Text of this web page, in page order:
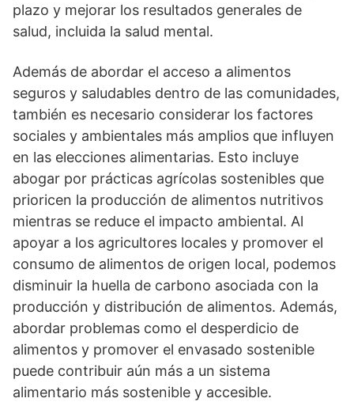
plazo y mejorar los resultados generales de
salud, incluida la salud mental.
Además de abordar el acceso a alimentos
seguros y saludables dentro de las comunidades,
también es necesario considerar los factores
sociales y ambientales más amplios que influyen
en las elecciones alimentarias. Esto incluye
abogar por prácticas agrícolas sostenibles que
prioricen la producción de alimentos nutritivos
mientras se reduce el impacto ambiental. Al
apoyar a los agricultores locales y promover el
consumo de alimentos de origen local, podemos
disminuir la huella de carbono asociada con la
producción y distribución de alimentos. Además,
abordar problemas como el desperdicio de
alimentos y promover el envasado sostenible
puede contribuir aún más a un sistema
alimentario más sostenible y accesible.